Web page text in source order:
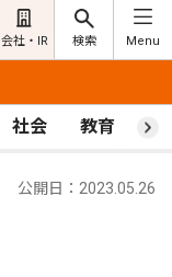
会社・IR 検索 Menu
社会 教育 ス
公開日：2023.05.26